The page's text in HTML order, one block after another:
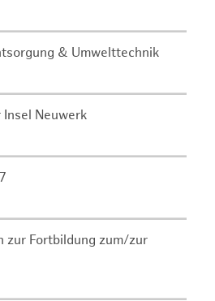
& Umwelttechnik
Neuwerk
zur Fortbildung zum/zur